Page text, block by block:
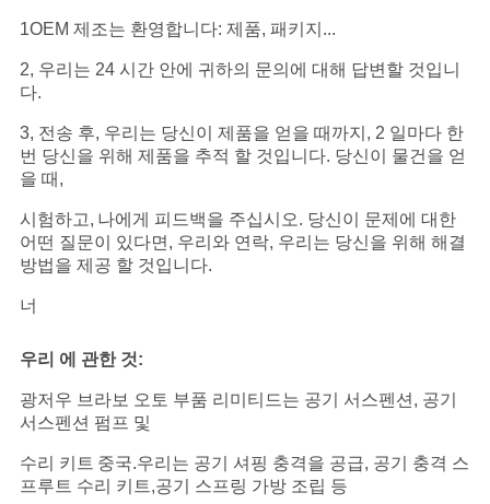
1OEM 제조는 환영합니다: 제품, 패키지...
2, 우리는 24 시간 안에 귀하의 문의에 대해 답변할 것입니
다.
3, 전송 후, 우리는 당신이 제품을 얻을 때까지, 2 일마다 한
번 당신을 위해 제품을 추적 할 것입니다. 당신이 물건을 얻
을 때,
시험하고, 나에게 피드백을 주십시오. 당신이 문제에 대한
어떤 질문이 있다면, 우리와 연락, 우리는 당신을 위해 해결
방법을 제공 할 것입니다.
너
우리 에 관한 것:
광저우 브라보 오토 부품 리미티드는 공기 서스펜션, 공기
서스펜션 펌프 및
수리 키트 중국.우리는 공기 셔핑 충격을 공급, 공기 충격 스
프루트 수리 키트,공기 스프링 가방 조립 등